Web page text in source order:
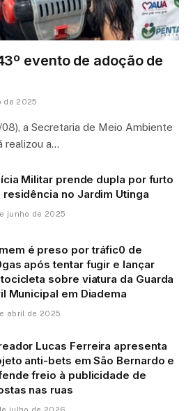
evento de adoção de
de 2025
a Secretaria de Meio Ambiente
realizou a…
Militar prende dupla por furto
residência no Jardim Utinga
junho de 2025
é preso por tráfic0 de
após tentar fugir e lançar
sobre viatura da Guarda
Municipal em Diadema
abril de 2025
Lucas Ferreira apresenta
anti-bets em São Bernardo e
freio à publicidade de
nas ruas